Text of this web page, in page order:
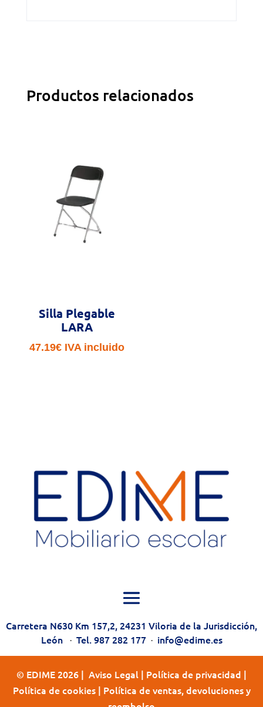
Productos relacionados
Silla Plegable
LARA
47.19€ IVA incluido
Carretera N630 Km 157,2, 24231 Viloria de la Jurisdicción,
León· Tel. 987 282 177· info@edime.es
© EDIME 2026 | Aviso Legal | Política de privacidad |
Política de cookies| Política de ventas, devoluciones y